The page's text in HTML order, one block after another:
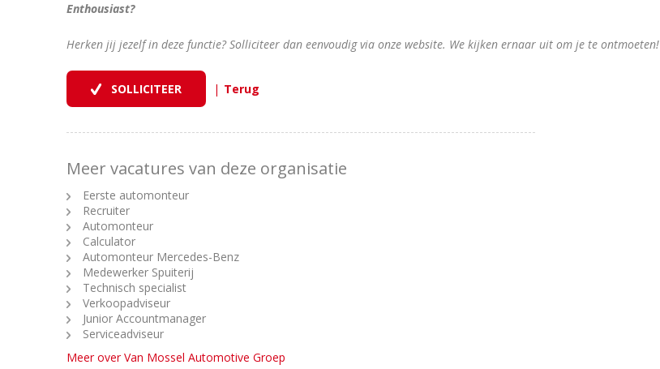
Enthousiast?
Herken jij jezelf in deze functie? Solliciteer dan eenvoudig via onze website. We kijken ernaar uit om je te ontmoeten!
|
Meer vacatures van deze organisatie
Eerste automonteur
Recruiter
Automonteur
Calculator
Automonteur Mercedes-Benz
Medewerker Spuiterij
Technisch specialist
Verkoopadviseur
Junior Accountmanager
Serviceadviseur
Meer over Van Mossel Automotive Groep